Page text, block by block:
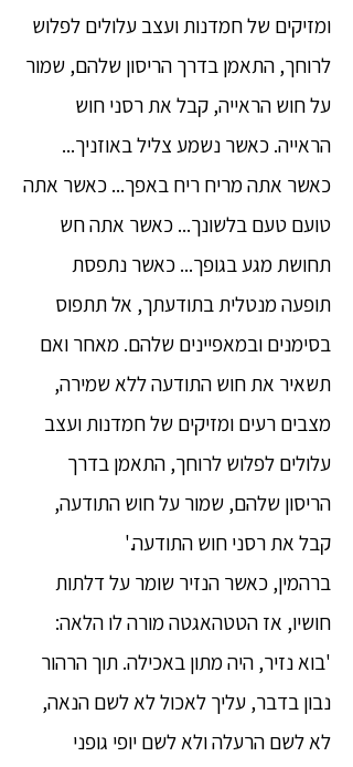
ומזיקים של חמדנות ועצב עלולים לפלוש
לרוחך, התאמן בדרך הריסון שלהם, שמור
על חוש הראייה, קבל את רסני חוש
הראייה. כאשר נשמע צליל באוזניך...
כאשר אתה מריח ריח באפך... כאשר אתה
טועם טעם בלשונך... כאשר אתה חש
תחושת מגע בגופך... כאשר נתפסת
תופעה מנטלית בתודעתך, אל תתפוס
בסימנים ובמאפיינים שלהם. מאחר ואם
תשאיר את חוש התודעה ללא שמירה,
מצבים רעים ומזיקים של חמדנות ועצב
עלולים לפלוש לרוחך, התאמן בדרך
הריסון שלהם, שמור על חוש התודעה,
קבל את רסני חוש התודעה.'
ברהמין, כאשר הנזיר שומר על דלתות
חושיו, אז הטטהאגטה מורה לו הלאה:
'בוא נזיר, היה מתון באכילה. תוך הרהור
נבון בדבר, עליך לאכול לא לשם הנאה,
לא לשם הרעלה ולא לשם יופי גופני